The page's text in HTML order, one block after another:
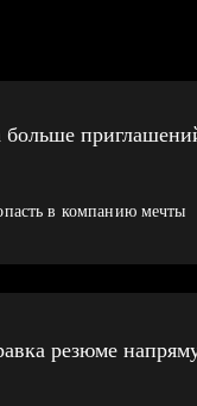
больше
в компанию мечты
резюме